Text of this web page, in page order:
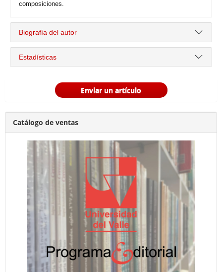
composiciones.
Biografía del autor
Estadísticas
Enviar un artículo
Catálogo de ventas